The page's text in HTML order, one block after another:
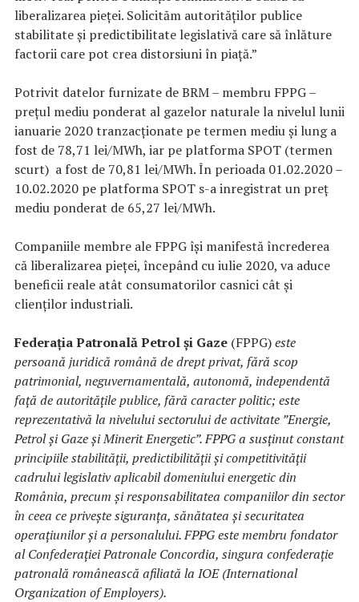
liberalizarea pieței. Solicităm autorităților publice
stabilitate și predictibilitate legislativă care să înlăture
factorii care pot crea distorsiuni în piață.”
Potrivit datelor furnizate de BRM – membru FPPG –
prețul mediu ponderat al gazelor naturale la nivelul lunii
ianuarie 2020 tranzacționate pe termen mediu și lung a
fost de 78,71 lei/MWh, iar pe platforma SPOT (termen
scurt) a fost de 70,81 lei/MWh.În perioada 01.02.2020 –
10.02.2020 pe platforma SPOT s-a inregistrat un preț
mediu ponderat de 65,27 lei/MWh.
Companiile membre ale FPPG își manifestă încrederea
că liberalizarea pieței, începând cu iulie 2020, va aduce
beneficii reale atât consumatorilor casnici cât și
clienților industriali.
Federația Patronală Petrol și Gaze (FPPG)este
persoană juridică română de drept privat, fără scop
patrimonial, neguvernamentală, autonomă, independentă
faţă de autorităţile publice, fără caracter politic; este
reprezentativă la nivelului sectorului de activitate ”Energie,
Petrol și Gaze și Minerit Energetic”. FPPG a susținut constant
principiile stabilității, predictibilității și competitivității
cadrului legislativ aplicabil domeniului energetic din
România, precum și responsabilitatea companiilor din sector
în ceea ce privește siguranța, sănătatea și securitatea
operațiunilor și a personalului. FPPG este membru fondator
al Confederației Patronale Concordia, singura confederație
patronală românească afiliată la IOE (International
Organization of Employers).